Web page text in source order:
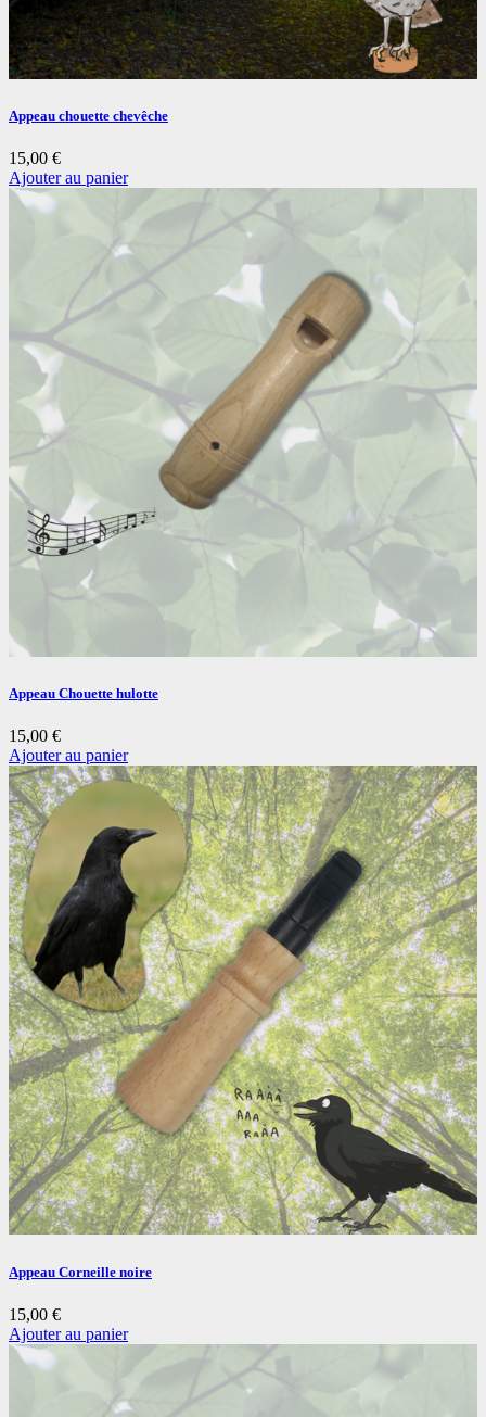
Appeau chouette chevêche
15,00 €
Ajouter au panier
Appeau Chouette hulotte
15,00 €
Ajouter au panier
Appeau Corneille noire
15,00 €
Ajouter au panier